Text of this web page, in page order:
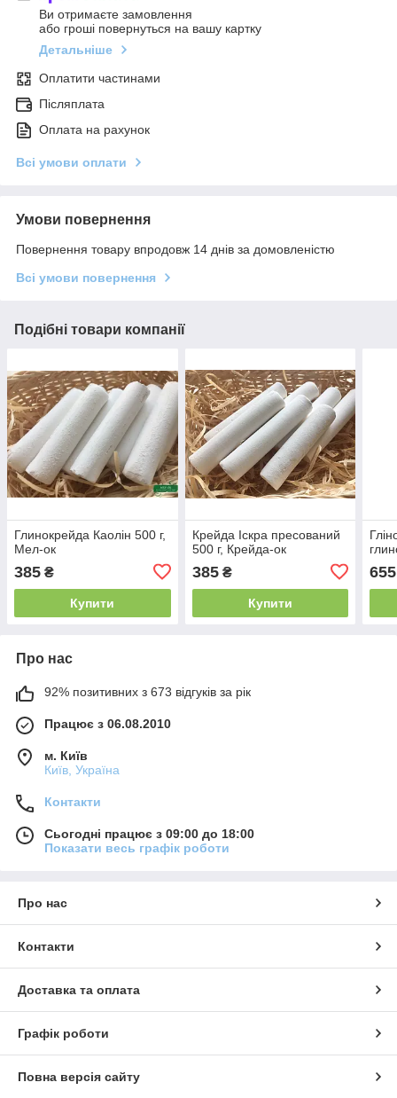
Ви отримаєте замовлення
або гроші повернуться на вашу картку
Детальніше
Оплатити частинами
Післяплата
Оплата на рахунок
Всі умови оплати
Умови повернення
Повернення товару впродовж 14 днів за домовленістю
Всі умови повернення
Подібні товари компанії
Глинокрейда Каолін 500 г,
Мел-ок
385 ₴
Купити
Крейда Іскра пресований
500 г, Крейда-ок
385₴
Купити
655
Про нас
92% позитивних з 673 відгуків за рік
Працює з 06.08.2010
м. Київ
Київ, Україна
Контакти
Сьогодні працює з 09:00 до 18:00
Показати весь графік роботи
Про нас
Контакти
Доставка та оплата
Графік роботи
Повна версія сайту